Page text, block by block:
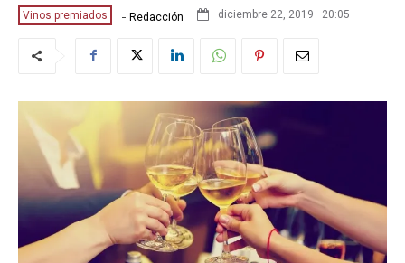
Vinos premiados - Redacción diciembre 22, 2019 · 20:05